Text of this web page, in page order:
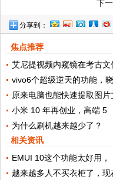
下一
分享到：
焦点推荐
艾尼提视频内窥镜在考古文
vivo6个超级逆天的功能，晓
原来电脑也能快速提取图片
小米 10 年再创业，高端 5
为什么刷机越来越少了？
相关资讯
EMUI 10这个功能太好用，
越来越多人不买衣柜了，现